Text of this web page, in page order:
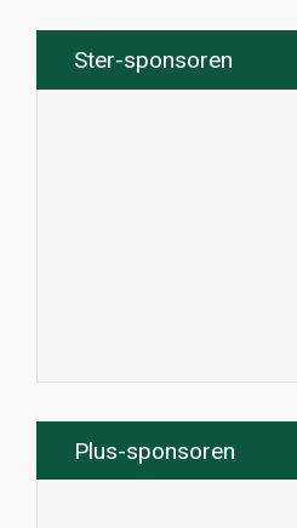
Ster-sponsoren
Plus-sponsoren